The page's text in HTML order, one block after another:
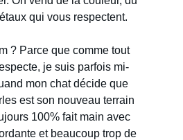
qui vous respectent.
? Parce que comme tout
je suis parfois mi-
mon chat décide que
est son nouveau terrain
100% fait main avec
et beaucoup trop de